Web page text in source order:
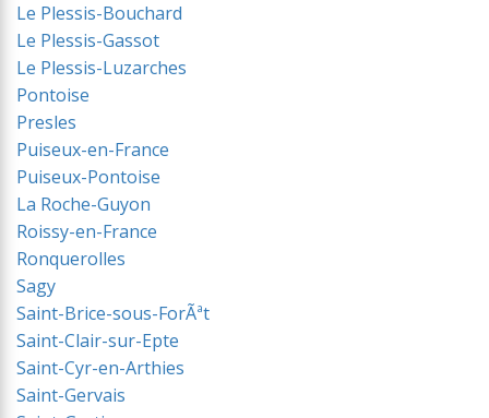
Le Plessis-Bouchard
Le Plessis-Gassot
Le Plessis-Luzarches
Pontoise
Presles
Puiseux-en-France
Puiseux-Pontoise
La Roche-Guyon
Roissy-en-France
Ronquerolles
Sagy
Saint-Brice-sous-ForÃªt
Saint-Clair-sur-Epte
Saint-Cyr-en-Arthies
Saint-Gervais